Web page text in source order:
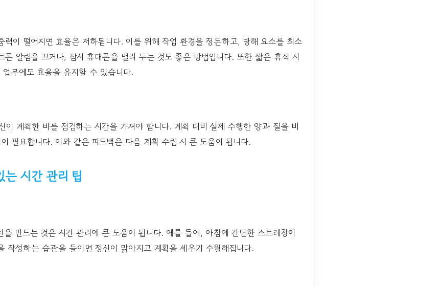
력이 떨어지면 효율은 저하됩니다. 이를 위해 작업 환경을 정돈하고, 방해 요소를 최소
폰 알림을 끄거나, 잠시 휴대폰을 멀리 두는 것도 좋은 방법입니다. 또한 짧은 휴식 시
무에도 효율을 유지할 수 있습니다.
이 계획한 바를 점검하는 시간을 가져야 합니다. 계획 대비 실제 수행한 양과 질을 비
필요합니다. 이와 같은 피드백은 다음 계획 수립 시 큰 도움이 됩니다.
시간 관리 팁
만드는 것은 시간 관리에 큰 도움이 됩니다. 예를 들어, 아침에 간단한 스트레칭이
작성하는 습관을 들이면 정신이 맑아지고 계획을 세우기 수월해집니다.